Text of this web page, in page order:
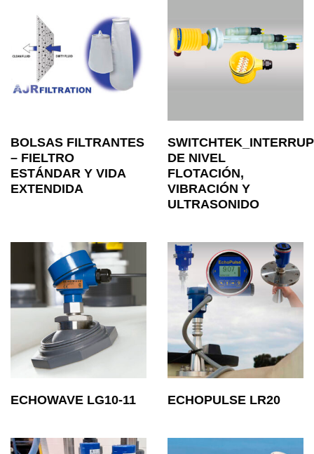
BOLSAS FILTRANTES
– FIELTRO
ESTÁNDAR Y VIDA
EXTENDIDA
DE NIVEL
FLOTACIÓN,
VIBRACIÓN Y
ULTRASONIDO
ECHOWAVE LG10-11 ECHOPULSE LR20